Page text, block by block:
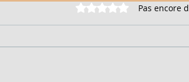
Noté 0 étoile sur 5.
Pas encore